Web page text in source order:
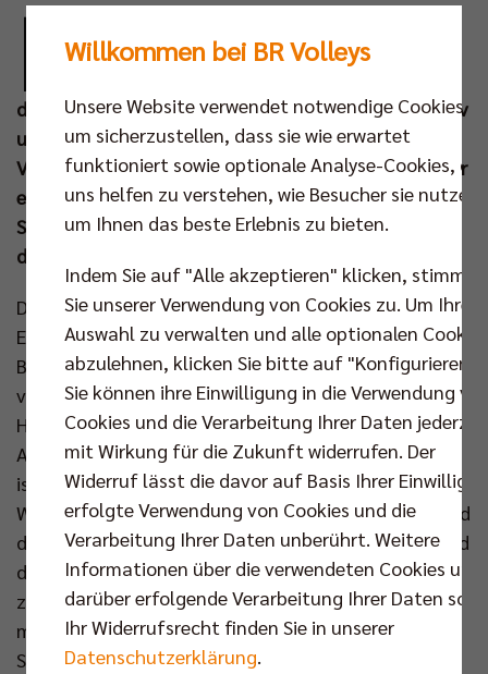
N
Saison Champions-League-Zauber durch
das BR Volleys Team an diesem Wochenende (16. Nov
um 18.00 Uhr) auf das Tagesgeschäft in der
Volleyball Bundesliga fokussieren. Der Tabellenführer
empfängt den TSV Haching München, der sich im
Sommer personell stark verändert hat und erneut
darum kämpfen wird, die Playoffs zu erreichen.
Das Programm des Deutschen Meisters wird straffer.
Einige Wochen konnte BR Volleys Headcoach Joel
Banks seine Mannschaft auf diese Phase der Saison
vorbereiten. Mit dem Sieg gegen die WWK Volleys
Herrsching im DVV-Pokal (3:0) und dem Erfolg gegen
ACH Volley Ljubljana in der Champions League (3:1)
ist den Berlinern auch der Start in die neuen
Wettbewerbe des Spielkalenders geglückt. Damit sind
die „Englischen Wochen“ so richtig angebrochen und
die Hauptstädter müssen fortan den Spagat
zwischen nationalem und internationalem Geschäft
meistern. Gleich am Mittwoch geht es für den
Spitzenreiter der Volleyball Bundesliga in der
Willkommen bei BR Volleys
Unsere Website verwendet notwendige Cookies,
um sicherzustellen, dass sie wie erwartet
funktioniert sowie optionale Analyse-Cookies, die
uns helfen zu verstehen, wie Besucher sie nutzen,
um Ihnen das beste Erlebnis zu bieten.
Indem Sie auf "Alle akzeptieren" klicken, stimmen
Sie unserer Verwendung von Cookies zu. Um Ihre
Auswahl zu verwalten und alle optionalen Cookies
abzulehnen, klicken Sie bitte auf "Konfigurieren".
Sie können ihre Einwilligung in die Verwendung
Cookies und die Verarbeitung Ihrer Daten
mit Wirkung für die Zukunft widerrufen. Der
Widerruf lässt die davor auf Basis Ihrer
erfolgte Verwendung von Cookies und die
Verarbeitung Ihrer Daten unberührt. Weitere
Informationen über die verwendeten Cookies und
darüber erfolgende Verarbeitung Ihrer Daten
Ihr Widerrufsrecht finden Sie in unserer
Datenschutzerklärung.